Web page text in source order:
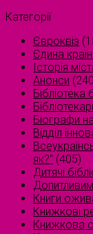
Категорії
Євроквіз
Єдина
Історія
Анонси
Бібліотека
Біографи
Відділ
як?" (405)
Дитячі
Книги
Книжкові
Книжкова